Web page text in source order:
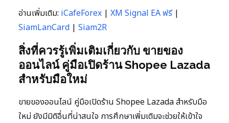
อ่านเพิ่มเติม: iCafeForex | XM Signal EA ฟรี|
SiamLanCard | Siam2R
สิ่งที่ควรรู้เพิ่มเติมเกี่ยวกับ ขายของ
ออนไลน์ คู่มือเปิดร้าน Shopee Lazada
สำหรับมือใหม่
ขายของออนไลน์ คู่มือเปิดร้าน Shopee Lazada สำหรับมือ
ใหม่ ยังมีมิติอื่นที่น่าสนใจ การศึกษาเพิ่มเติมจะช่วยให้เข้าใจ